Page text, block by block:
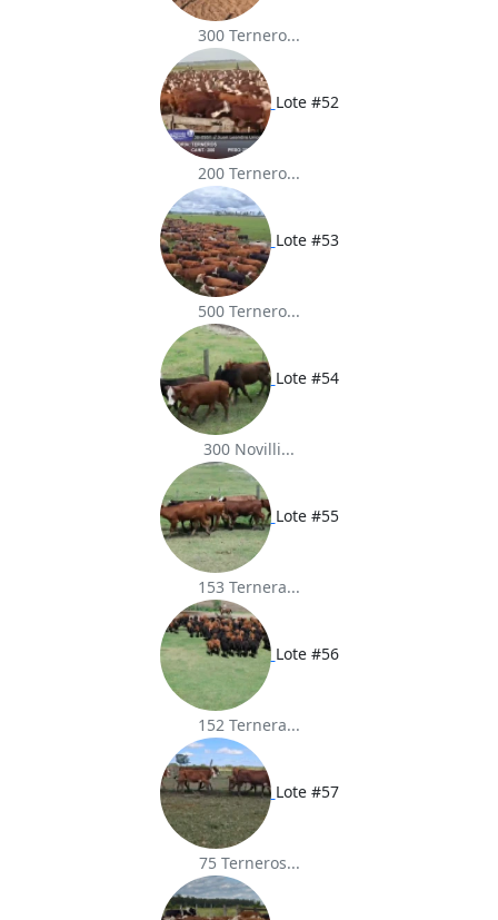
300 Ternero...
Lote #52
200 Ternero...
Lote #53
500 Ternero...
Lote #54
300 Novilli...
Lote #55
153 Ternera...
Lote #56
152 Ternera...
Lote #57
75 Terneros...